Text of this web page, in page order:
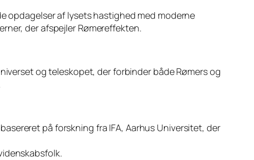
opdagelser af lysets hastighed med moderne
der afspejler Rømereffekten.
og teleskopet, der forbinder både Rømers og
på forskning fra IFA, Aarhus Universitet, der